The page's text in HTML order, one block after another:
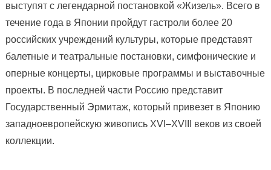
выступят с легендарной постановкой «Жизель». Всего в
течение года в Японии пройдут гастроли более 20
российских учреждений культуры, которые представят
балетные и театральные постановки, симфонические и
оперные концерты, цирковые программы и выставочные
проекты. В последней части Россию представит
Государственный Эрмитаж, который привезет в Японию
западноевропейскую живопись XVI–XVIII веков из своей
коллекции.